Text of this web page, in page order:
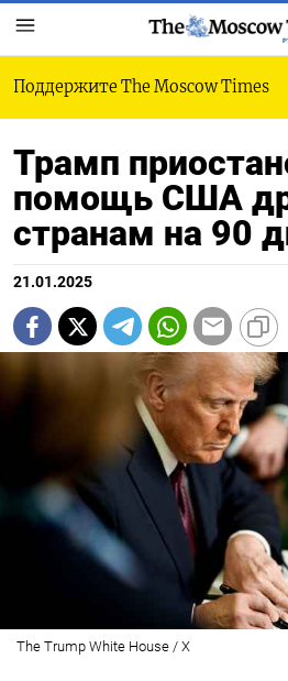
Поддержите The Moscow Times
Трамп
помощь США
странам на 90
21.01.2025
The Trump White House / X